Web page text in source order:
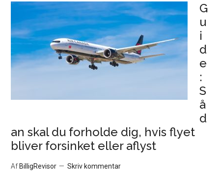
G
u
i
d
e
:
S
å
d
an skal du forholde dig, hvis flyet
bliver forsinket eller aflyst
AfBilligRevisor Skriv kommentar